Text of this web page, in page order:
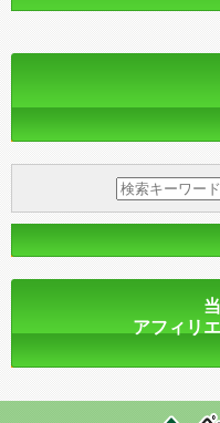
アフィリ